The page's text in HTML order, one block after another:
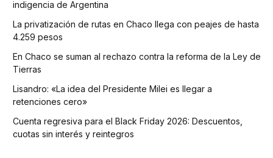
indigencia de Argentina
La privatización de rutas en Chaco llega con peajes de hasta
4.259 pesos
En Chaco se suman al rechazo contra la reforma de la Ley de
Tierras
Lisandro: «La idea del Presidente Milei es llegar a
retenciones cero»
Cuenta regresiva para el Black Friday 2026: Descuentos,
cuotas sin interés y reintegros